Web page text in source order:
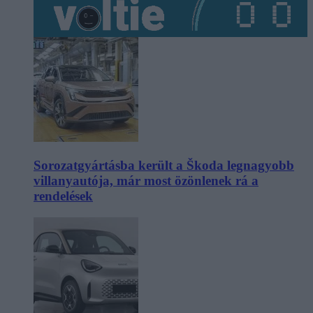
Sorozatgyártásba került a Škoda legnagyobb
villanyautója, már most özönlenek rá a
rendelések